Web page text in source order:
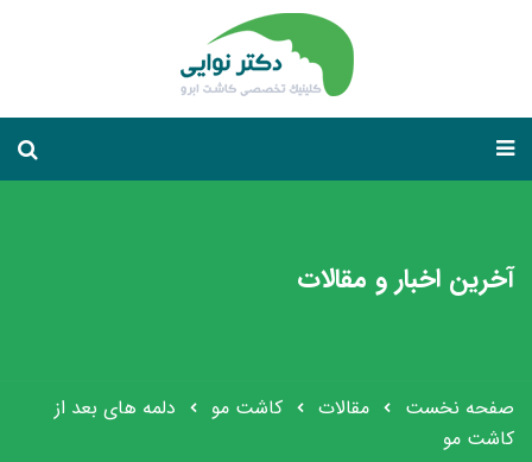
آخرین اخبار و مقالات
صفحه نخست مقالات کاشت مو
دلمه های بعد از
کاشت مو